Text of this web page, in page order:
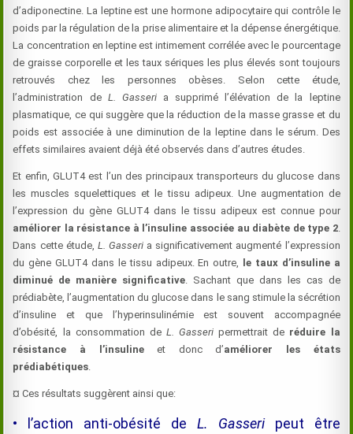
d’adiponectine. La leptine est une hormone adipocytaire qui contrôle le
poids par la régulation de la prise alimentaire et la dépense énergétique.
La concentration en leptine est intimement corrélée avec le pourcentage
de graisse corporelle et les taux sériques les plus élevés sont toujours
retrouvés chez les personnes obèses. Selon cette étude,
l’administration de L. Gasseria supprimé l’élévation de la leptine
plasmatique, ce qui suggère que la réduction de la masse grasse et du
poids est associée à une diminution de la leptine dans le sérum. Des
effets similaires avaient déjà été observés dans d’autres études.
Et enfin, GLUT4 est l’un des principaux transporteurs du glucose dans
les muscles squelettiques et le tissu adipeux. Une augmentation de
l’expression du gène GLUT4 dans le tissu adipeux est connue pour
améliorer la résistance à l’insuline associée au diabète de type 2.
Dans cette étude, L. Gasseri a significativement augmenté l’expression
du gène GLUT4 dans le tissu adipeux. En outre,
le taux d’insuline a
diminué de manière significative . Sachant que dans les cas de
prédiabète, l’augmentation du glucose dans le sang stimule la sécrétion
d’insuline et que l’hyperinsulinémie est souvent accompagnée
d’obésité, la consommation de L. Gasseri permettrait de réduire la
résistance à l’insulineet donc d’améliorer les états
prédiabétiques
¤ Ces résultats suggèrent ainsi que:
• l’action anti-obésité de L. Gasseripeut être